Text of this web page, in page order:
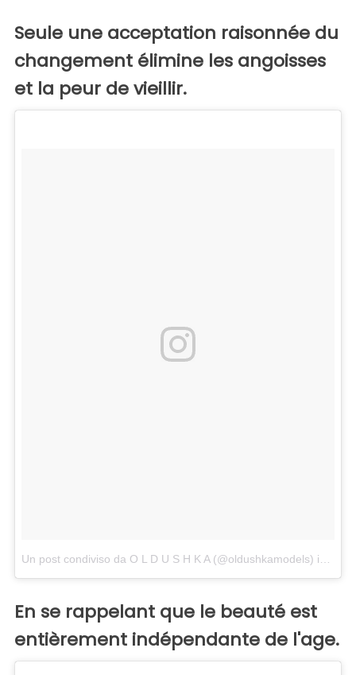
Seule une acceptation raisonnée du
changement élimine les angoisses
et la peur de vieillir.
Un post condiviso da O L D U S H K A (@oldushkamodels) in data:
En se rappelant que le beauté est
entièrement indépendante de l'age.